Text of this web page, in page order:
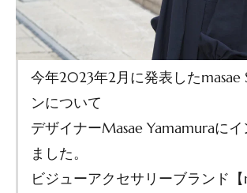
今年2023年2月に発表したmasae
ンについて
デザイナーMasae Yamamuraに
ました。
ビジューアクセサリーブランド【